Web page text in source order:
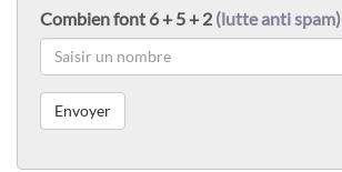
Combien font 6 + 5 + 2 (lutte anti spam)